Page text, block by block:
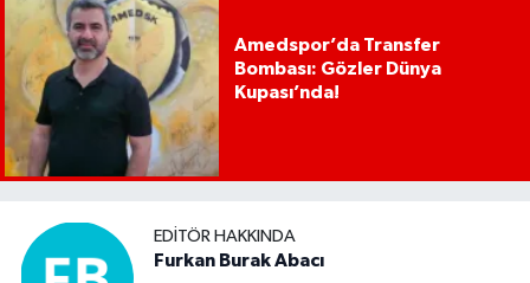
Amedspor’da Transfer
Bombası: Gözler Dünya
Kupası’nda!
EDITÖR HAKKINDA
Furkan Burak Abacı